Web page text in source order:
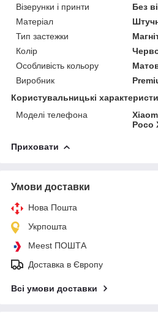
Візерунки і принти
Без
Матеріал
Тип застежки
Колір
Особливість кольору
Виробник
Користувальницькі
Моделі телефона
Poco
Приховати
Умови доставки
Нова Пошта
Укрпошта
Meest ПОШТА
Доставка в Європу
Всі умови доставки